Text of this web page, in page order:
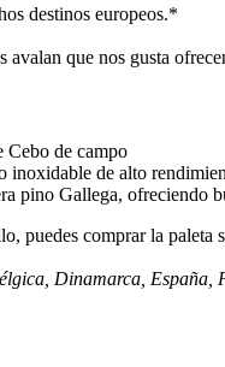
destinos europeos.*
avalan que nos gusta
Cebo de campo
inoxidable de alto
pino Gallega, ofreciendo
puedes comprar la paleta
Dinamarca, España,